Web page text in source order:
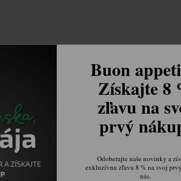
Bordeaux
Buon
Získajte 8
zľavu na
prvý
Odoberajte naše novinky a
exkluzívnu zľavu 8 % na svoj
nás.